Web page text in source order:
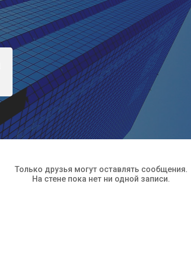
Только друзья могут оставлять сообщения.
На стене пока нет ни одной записи.